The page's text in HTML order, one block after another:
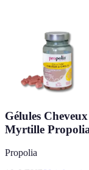
Gélules
Myrtille
Propolia